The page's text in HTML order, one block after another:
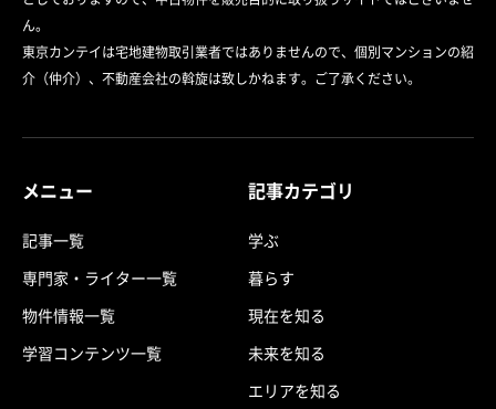
ん。
東京カンテイは宅地建物取引業者ではありませんので、個別マンションの紹
介（仲介）、不動産会社の斡旋は致しかねます。ご了承ください。
メニュー
記事一覧
専門家・ライター一覧
物件情報一覧
学習コンテンツ一覧
記事カテゴリ
学ぶ
暮らす
現在を知る
未来を知る
エリアを知る